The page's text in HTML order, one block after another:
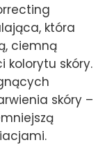
która
ciemną
kolorytu skóry.
skóry –